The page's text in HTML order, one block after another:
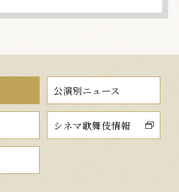
公演別ニュース
シネマ歌舞伎情報